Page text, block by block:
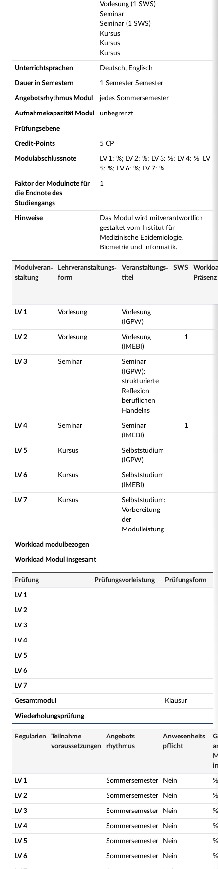
Vorlesung (1 SWS)
Seminar
Seminar (1 SWS)
Kursus
Kursus
Kursus
Unterrichtsprachen Deutsch, Englisch
Dauer in Semestern 1 Semester Semester
Angebotsrhythmus Modul jedes Sommersemester
Aufnahmekapazität Modul unbegrenzt
Prüfungsebene
Credit-Points 5 CP
Modulabschlussnote LV 1: %; LV 2: %; LV 3: %; LV 4: %; LV
5: %; LV 6: %; LV 7: %.
Faktor der Modulnote für
die Endnote des
Studiengangs
1
Hinweise
Das Modul wird mitverantwortlich
gestaltet vom Institut für
Medizinische Epidemiologie,
Biometrie und Informatik.
Modulveran­
staltung
Lehrveranstaltungs­
form
Veranstaltungs­
titel
SWS
Präsenz
LV 1 Vorlesung
Vorlesung
(IGPW)
LV 2 Vorlesung
Vorlesung
(IMEBI)
1
LV 3 Seminar
Seminar
(IGPW):
strukturierte
Reflexion
beruflichen
Handelns
LV 4 Seminar
Seminar
(IMEBI)
1
LV 5 Kursus
Selbststudium
(IGPW)
LV 6 Kursus
Selbststudium
(IMEBI)
LV 7 Kursus
Selbststudium:
Vorbereitung
der
Modulleistung
Workload modulbezogen
Workload Modul insgesamt
Prüfung Prüfungsvorleistung Prüfungsform
LV 1
LV 2
LV 3
LV 4
LV 5
LV 6
LV 7
Gesamtmodul Klausur
Wiederholungsprüfung
Regularien
Teilnahme­
voraussetzungen
Angebots­
rhythmus
Anwesenheits­
pflicht
LV 1 Sommersemester Nein %
LV 2 Sommersemester Nein %
LV 3 Sommersemester Nein %
LV 4 Sommersemester Nein %
LV 5 Sommersemester Nein %
LV 6 Sommersemester Nein %